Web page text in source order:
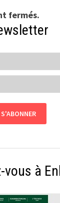
fermés.
vous à